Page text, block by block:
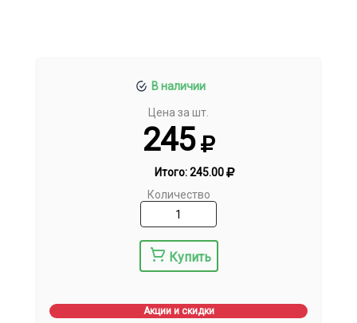
В наличии
Цена за шт.
245
Итого:245.00
Количество
Купить
Акции и скидки